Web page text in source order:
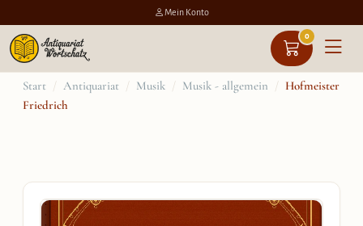
Mein Konto
0
Zum
Inhalt
Start / Antiquariat / Musik / Musik - allgemein / Hofmeister
Friedrich